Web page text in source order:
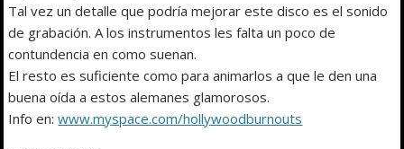
Tal vez un detalle que podría mejorar este disco es el sonido
de grabación. A los instrumentos les falta un poco de
contundencia en como suenan.
El resto es suficiente como para animarlos a que le den una
buena oída a estos alemanes glamorosos.
Info en:www.myspace.com/hollywoodburnouts